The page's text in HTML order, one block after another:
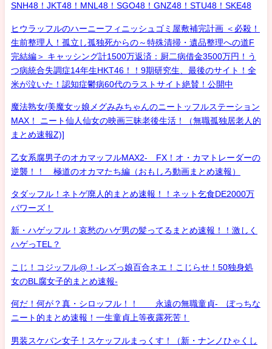
SNH48！JKT48！MNL48！SGO48！GNZ48！STU48！SKE48
ヒウラッフルのハーニーフィニッシュゴミ屋敷補完計画 ＜必殺！
生前整理人！孤立し孤独死からの～特殊清掃・遺品整理への道F
完結編＞ キャッシング計1500万返済：厨二病借金3500万円！う
つ病統合失調症14年生HKT46！！9期研究生、最後のサイト！全
米が泣いた！認知症鬱病60代のラストサイト絶賛！公開中
魔法熟女/美魔女ッ娘メグみみちゃんのニートッフルステーション
MAX！ ニート仙人仙女の映画三昧老後生活！（無職孤独居老人的
まとめ速報Z)]
乙女系腐男子のオカマッフルMAX2- FX！オ・カマトレーダーの
逆襲！！ 極道のオカマたち編（おもしろ動画まとめ速報）
タダッフル！ネトゲ廃人的まとめ速報！！ネット乞食DE2000万
パワーズ！
新・ハゲッフル！哀愁のハゲ男の髪ってるまとめ速報！！激しく
ハゲっTEL？
こじ！コジッフル@！-レズっ娘百合ネエ！こじらせ！50独身処
女のBL腐女子的まとめ速報-
何だ！何が？真・シロッフル！！ 永遠の無職童貞- ぼっちな
ニート的まとめ速報！一生童貞上等夜露死苦！
男装スケバン女子！スケッフルまっくす！（新・ナンノひゃくし